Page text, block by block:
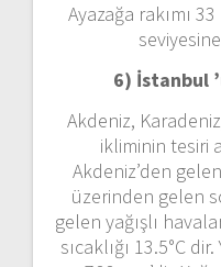
Ayazağa rakımı
6) İstanbul
Akdeniz,
ikliminin tesiri
Akdeniz’den
üzerinden gelen
gelen yağışlı
sıcaklığı 13.5°C